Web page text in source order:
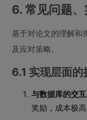
6. 常见问题
基于对论文的理解和
及应对策略。
6.1 实现层面的
与数据库的交
奖励，成本极高